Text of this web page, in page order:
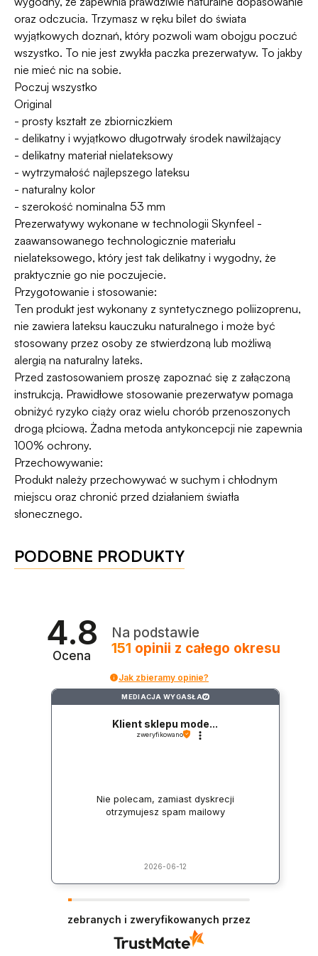
oraz odczucia. Trzymasz w ręku bilet do świata
wyjątkowych doznań, który pozwoli wam obojgu poczuć
wszystko. To nie jest zwykła paczka prezerwatyw. To jakby
nie mieć nic na sobie.
Poczuj wszystko
Original
- prosty kształt ze zbiorniczkiem
- delikatny i wyjątkowo długotrwały środek nawilżający
- delikatny materiał nielateksowy
- wytrzymałość najlepszego lateksu
- naturalny kolor
- szerokość nominalna 53 mm
Prezerwatywy wykonane w technologii Skynfeel -
zaawansowanego technologicznie materiału
nielateksowego, który jest tak delikatny i wygodny, że
praktycznie go nie poczujecie.
Przygotowanie i stosowanie:
Ten produkt jest wykonany z syntetycznego poliizoprenu,
nie zawiera lateksu kauczuku naturalnego i może być
stosowany przez osoby ze stwierdzoną lub możliwą
alergią na naturalny lateks.
Przed zastosowaniem proszę zapoznać się z załączoną
instrukcją. Prawidłowe stosowanie prezerwatyw pomaga
obniżyć ryzyko ciąży oraz wielu chorób przenoszonych
drogą płciową. Żadna metoda antykoncepcji nie zapewnia
100% ochrony.
Przechowywanie:
Produkt należy przechowywać w suchym i chłodnym
miejscu oraz chronić przed działaniem światła
słonecznego.
PODOBNE PRODUKTY
4.8
Ocena
Na podstawie
151 opinii z całego okresu
Jak zbieramy opinie?
MEDIACJA WYGASŁA ?
Klient sklepu mode...
zweryfikowano
Nie polecam, zamiast dyskrecji
otrzymujesz spam mailowy
2026-06-12
zebranych i zweryfikowanych przez